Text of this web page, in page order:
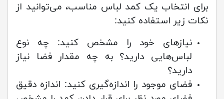
برای انتخاب یک کمد لباس مناسب، می‌توانید از
نکات زیر استفاده کنید:
نیازهای خود را مشخص کنید: چه نوع
لباس‌هایی دارید؟ به چه مقدار فضا نیاز
دارید؟
فضای موجود را اندازه‌گیری کنید: اندازه دقیق